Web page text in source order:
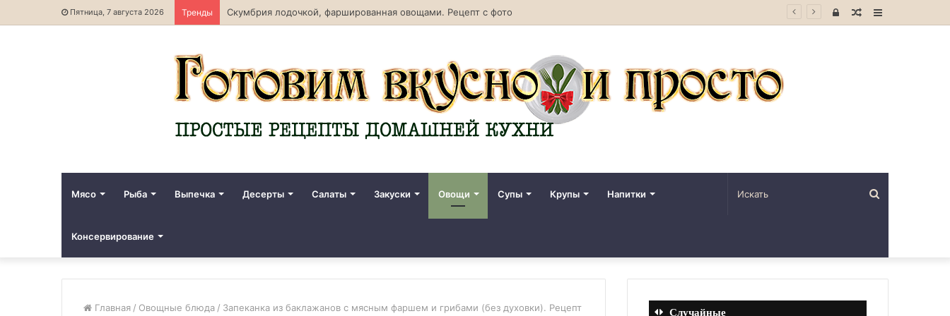
Пятница, 7 августа 2026 Тренды Скумбрия лодочкой, фаршированная овощами. Рецепт с фото Sidebar
Случайная
Войти
Мясо Рыба Выпечка Десерты Салаты Закуски Овощи Супы Крупы Напитки
Консервирование
Главная / Овощные блюда / Запеканка из баклажанов с мясным фаршем и грибами (без духовки). Рецепт
Случайные